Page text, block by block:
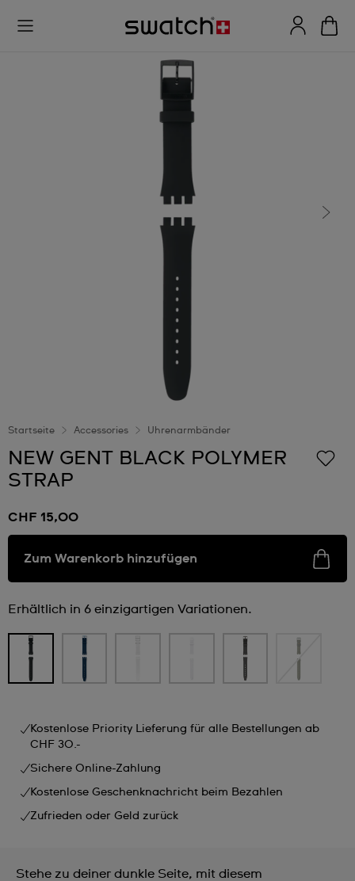
Startseite Accessories Uhrenarmbänder
NEW GENT BLACK POLYMER
STRAP
CHF 15,00
Zum Warenkorb hinzufügen
Erhältlich in 6 einzigartigen Variationen.
Kostenlose Priority Lieferung für alle Bestellungen ab
CHF 30.-
Sichere Online-Zahlung
Kostenlose Geschenknachricht beim Bezahlen
Zufrieden oder Geld zurück
Stehe zu deiner dunkle Seite, mit diesem